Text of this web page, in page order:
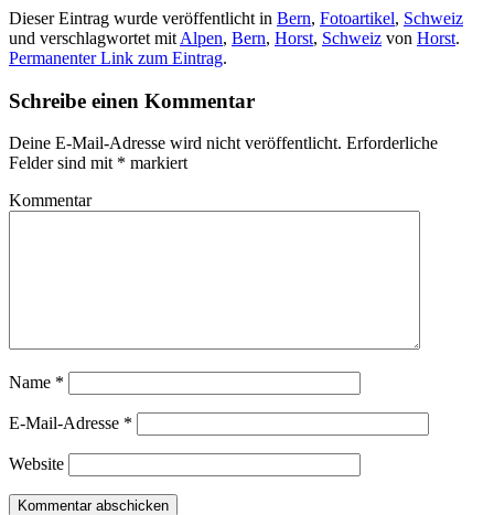
Dieser Eintrag wurde veröffentlicht in Bern, Fotoartikel, Schweiz
und verschlagwortet mit Alpen, Bern, Horst, Schweiz von Horst.
Permanenter Link zum Eintrag.
Schreibe einen Kommentar
Deine E-Mail-Adresse wird nicht veröffentlicht. Erforderliche
Felder sind mit * markiert
Kommentar
Name *
E-Mail-Adresse *
Website